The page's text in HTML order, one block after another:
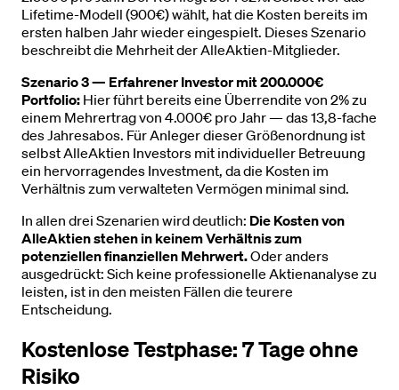
Lifetime-Modell (900€) wählt, hat die Kosten bereits im
ersten halben Jahr wieder eingespielt. Dieses Szenario
beschreibt die Mehrheit der AlleAktien-Mitglieder.
Szenario 3 — Erfahrener Investor mit 200.000€
Portfolio: Hier führt bereits eine Überrendite von 2% zu
einem Mehrertrag von 4.000€ pro Jahr — das 13,8-fache
des Jahresabos. Für Anleger dieser Größenordnung ist
selbst AlleAktien Investors mit individueller Betreuung
ein hervorragendes Investment, da die Kosten im
Verhältnis zum verwalteten Vermögen minimal sind.
In allen drei Szenarien wird deutlich: Die Kosten von
AlleAktien stehen in keinem Verhältnis zum
potenziellen finanziellen Mehrwert.Oder anders
ausgedrückt: Sich keine professionelle Aktienanalyse zu
leisten, ist in den meisten Fällen die teurere
Entscheidung.
Kostenlose Testphase: 7 Tage ohne
Risiko